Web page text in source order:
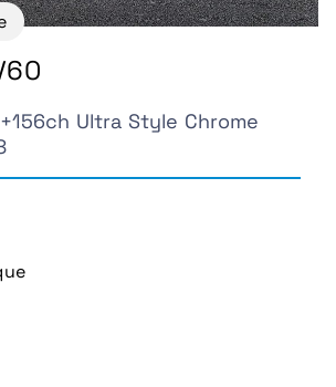
Ultra Style Chrome